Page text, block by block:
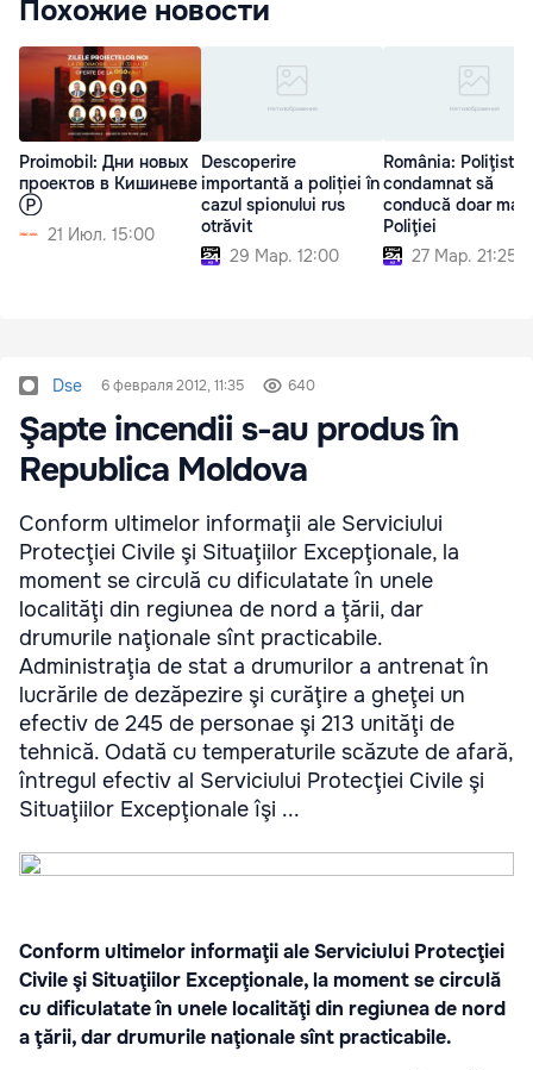
Похожие новости
Proimobil: Дни новых
проектов в Кишиневе
Ⓟ
21 Июл. 15:00
Descoperire
importantă a poliției în
cazul spionului rus
otrăvit
29 Мар. 12:00
România: Poliţist
condamnat să
conducă doar
Poliţiei
27 Мар. 21:25
Dse 6 февраля 2012, 11:35 640
Şapte incendii s-au produs în
Republica Moldova
Conform ultimelor informaţii ale Serviciului
Protecţiei Civile şi Situaţiilor Excepţionale, la
moment se circulă cu dificulatate în unele
localităţi din regiunea de nord a ţării, dar
drumurile naţionale sînt practicabile.
Administraţia de stat a drumurilor a antrenat în
lucrările de dezăpezire şi curăţire a gheţei un
efectiv de 245 de personae şi 213 unităţi de
tehnică. Odată cu temperaturile scăzute de afară,
întregul efectiv al Serviciului Protecţiei Civile şi
Situaţiilor Excepţionale îşi ...
Conform ultimelor informaţii ale Serviciului Protecţiei
Civile şi Situaţiilor Excepţionale, la moment se circulă
cu dificulatate în unele localităţi din regiunea de nord
a ţării, dar drumurile naţionale sînt practicabile.